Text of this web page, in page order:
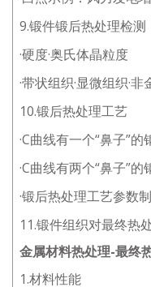
9.锻件锻后热处理检测
·硬度·奥氏体晶粒度
·带状组织·显微组织·
10.锻后热处理工艺
·C曲线有一个“鼻子”
·C曲线有两个“鼻子”的
·锻后热处理工艺参数
11.锻件组织对最终热
金属材料热处理-最终
1.材料性能